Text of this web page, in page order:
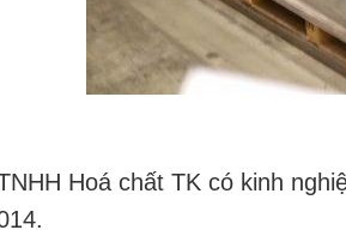
Hoá chất TK có kinh